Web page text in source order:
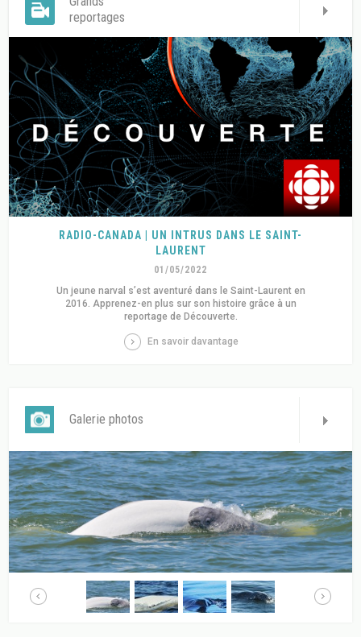
reportages
RADIO-CANADA | UN INTRUS DANS LE SAINT-
LAURENT
01/05/2022
Un jeune narval s’est aventuré dans le Saint-Laurent en
2016. Apprenez-en plus sur son histoire grâce à un
reportage de Découverte.
En savoir davantage
Galerie photos